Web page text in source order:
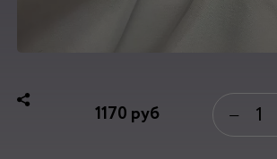
1170 руб −